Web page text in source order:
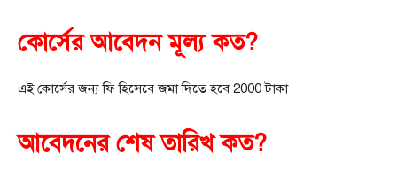
কোর্সের আবেদন মূল্য কত?
এই কোর্সের জন্য ফি হিসেবে জমা দিতে হবে 2000 টাকা।
আবেদনের শেষ তারিখ কত?